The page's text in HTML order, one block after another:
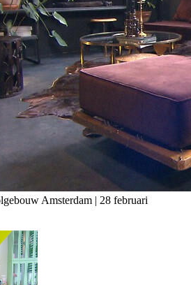
Amsterdam | 28 februari